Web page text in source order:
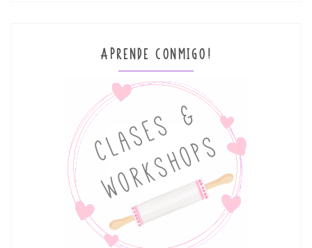
APRENDE CONMIGO!